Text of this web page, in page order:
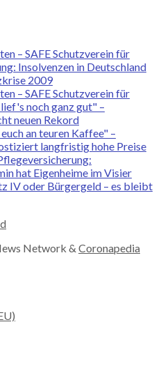
– SAFE Schutzverein für
Insolvenzen in Deutschland
2009
– SAFE Schutzverein für
noch ganz gut" –
neuen Rekord
an teuren Kaffee" –
langfristig hohe Preise
hat Eigenheime im Visier
IV oder Bürgergeld – es bleibt
Network & Coronapedia